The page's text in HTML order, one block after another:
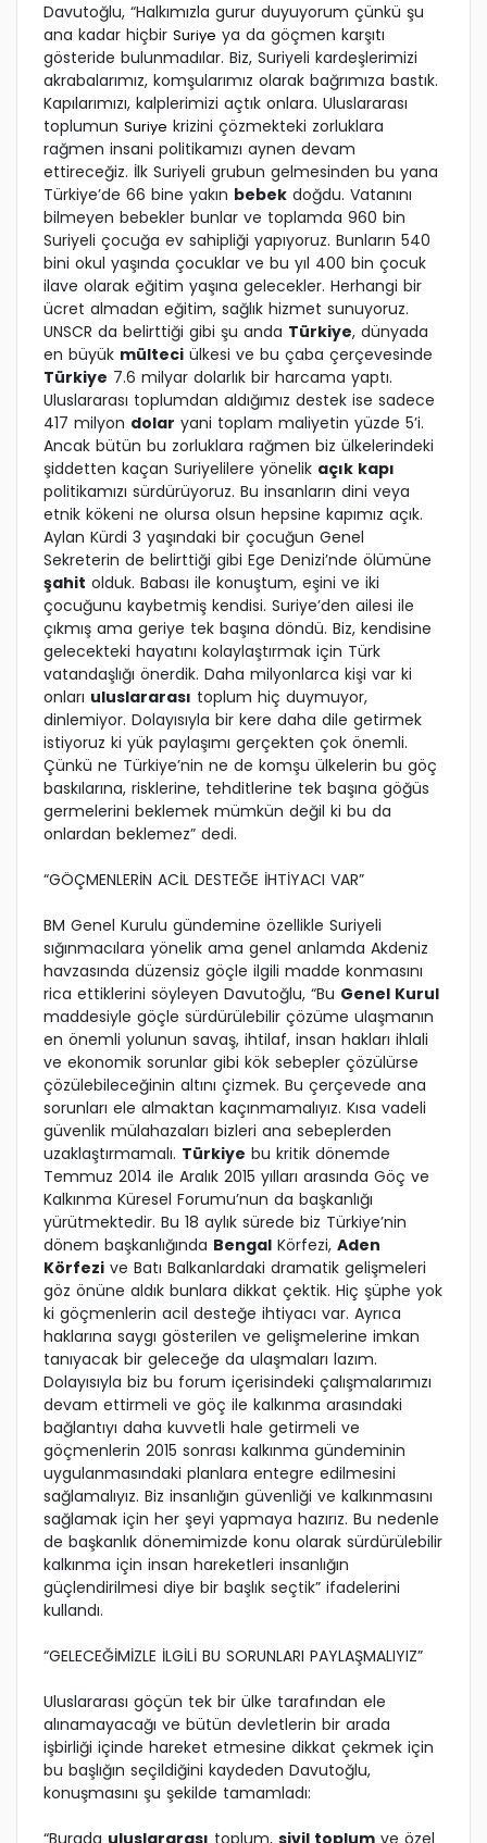
Davutoğlu, “Halkımızla gurur duyuyorum çünkü şu
ana kadar hiçbir Suriye ya da göçmen karşıtı
gösteride bulunmadılar. Biz, Suriyeli kardeşlerimizi
akrabalarımız, komşularımız olarak bağrımıza bastık.
Kapılarımızı, kalplerimizi açtık onlara. Uluslararası
toplumun Suriye krizini çözmekteki zorluklara
rağmen insani politikamızı aynen devam
ettireceğiz. İlk Suriyeli grubun gelmesinden bu yana
Türkiye’de 66 bine yakın bebek doğdu. Vatanını
bilmeyen bebekler bunlar ve toplamda 960 bin
Suriyeli çocuğa ev sahipliği yapıyoruz. Bunların 540
bini okul yaşında çocuklar ve bu yıl 400 bin çocuk
ilave olarak eğitim yaşına gelecekler. Herhangi bir
ücret almadan eğitim, sağlık hizmet sunuyoruz.
UNSCR da belirttiği gibi şu anda Türkiye, dünyada
en büyük mülteci ülkesi ve bu çaba çerçevesinde
Türkiye 7.6 milyar dolarlık bir harcama yaptı.
Uluslararası toplumdan aldığımız destek ise sadece
417 milyon dolar yani toplam maliyetin yüzde 5’i.
Ancak bütün bu zorluklara rağmen biz ülkelerindeki
şiddetten kaçan Suriyelilere yönelik açık kapı
politikamızı sürdürüyoruz. Bu insanların dini veya
etnik kökeni ne olursa olsun hepsine kapımız açık.
Aylan Kürdi 3 yaşındaki bir çocuğun Genel
Sekreterin de belirttiği gibi Ege Denizi’nde ölümüne
şahit olduk. Babası ile konuştum, eşini ve iki
çocuğunu kaybetmiş kendisi. Suriye’den ailesi ile
çıkmış ama geriye tek başına döndü. Biz, kendisine
gelecekteki hayatını kolaylaştırmak için Türk
vatandaşlığı önerdik. Daha milyonlarca kişi var ki
onları uluslararası toplum hiç duymuyor,
dinlemiyor. Dolayısıyla bir kere daha dile getirmek
istiyoruz ki yük paylaşımı gerçekten çok önemli.
Çünkü ne Türkiye’nin ne de komşu ülkelerin bu göç
baskılarına, risklerine, tehditlerine tek başına göğüs
germelerini beklemek mümkün değil ki bu da
onlardan beklemez” dedi.
“GÖÇMENLERİN ACİL DESTEĞE İHTİYACI VAR”
BM Genel Kurulu gündemine özellikle Suriyeli
sığınmacılara yönelik ama genel anlamda Akdeniz
havzasında düzensiz göçle ilgili madde konmasını
rica ettiklerini söyleyen Davutoğlu, “Bu Genel Kurul
maddesiyle göçle sürdürülebilir çözüme ulaşmanın
en önemli yolunun savaş, ihtilaf, insan hakları ihlali
ve ekonomik sorunlar gibi kök sebepler çözülürse
çözülebileceğinin altını çizmek. Bu çerçevede ana
sorunları ele almaktan kaçınmamalıyız. Kısa vadeli
güvenlik mülahazaları bizleri ana sebeplerden
uzaklaştırmamalı. Türkiye bu kritik dönemde
Temmuz 2014 ile Aralık 2015 yılları arasında Göç ve
Kalkınma Küresel Forumu’nun da başkanlığı
yürütmektedir. Bu 18 aylık sürede biz Türkiye’nin
dönem başkanlığında Bengal Körfezi, Aden
Körfezi ve Batı Balkanlardaki dramatik gelişmeleri
göz önüne aldık bunlara dikkat çektik. Hiç şüphe yok
ki göçmenlerin acil desteğe ihtiyacı var. Ayrıca
haklarına saygı gösterilen ve gelişmelerine imkan
tanıyacak bir geleceğe da ulaşmaları lazım.
Dolayısıyla biz bu forum içerisindeki çalışmalarımızı
devam ettirmeli ve göç ile kalkınma arasındaki
bağlantıyı daha kuvvetli hale getirmeli ve
göçmenlerin 2015 sonrası kalkınma gündeminin
uygulanmasındaki planlara entegre edilmesini
sağlamalıyız. Biz insanlığın güvenliği ve kalkınmasını
sağlamak için her şeyi yapmaya hazırız. Bu nedenle
de başkanlık dönemimizde konu olarak sürdürülebilir
kalkınma için insan hareketleri insanlığın
güçlendirilmesi diye bir başlık seçtik” ifadelerini
kullandı.
“GELECEĞİMİZLE İLGİLİ BU SORUNLARI PAYLAŞMALIYIZ”
Uluslararası göçün tek bir ülke tarafından ele
alınamayacağı ve bütün devletlerin bir arada
işbirliği içinde hareket etmesine dikkat çekmek için
bu başlığın seçildiğini kaydeden Davutoğlu,
konuşmasını şu şekilde tamamladı: